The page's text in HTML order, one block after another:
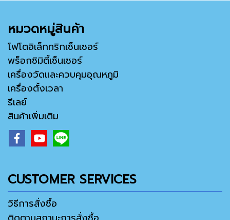
หมวดหมู่สินค้า
โฟโตอิเล็กทริกเซ็นเซอร์
พร็อกซิมิตี้เซ็นเซอร์
เครื่องวัดและควบคุมอุณหภูมิ
เครื่องตั้งเวลา
รีเลย์
สินค้าเพิ่มเติม
CUSTOMER SERVICES
วิธีการสั่งซื้อ